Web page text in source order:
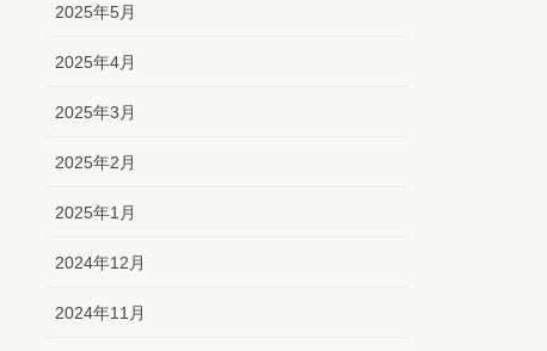
2025年5月
2025年4月
2025年3月
2025年2月
2025年1月
2024年12月
2024年11月